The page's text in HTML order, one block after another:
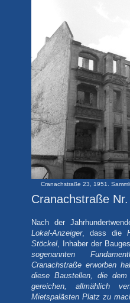
Cranachstraße 23, 1951.
Cranachstraße
Nach der
Lokal-Anzeiger, dass die
Stöckel, Inhaber der
sogenannten
Cranachstraße erworben
diese Baustellen, die
gereichen, allmählich
Mietspalästen Platz zu